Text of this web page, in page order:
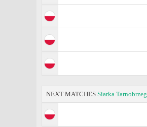
NEXT MATCHES Siarka Tarnobrzeg